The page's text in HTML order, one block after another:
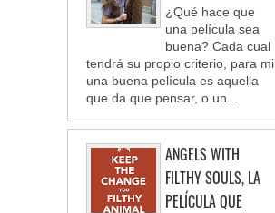
¿Qué hace que
una película sea
buena? Cada cual
tendrá su propio criterio, para mi
una buena película es aquella
que da que pensar, o un...
ANGELS WITH
FILTHY SOULS, LA
PELÍCULA QUE